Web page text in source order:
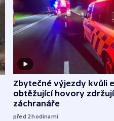
Zbytečné výjezdy kvůli
obtěžující hovory zdržují
záchranáře
před 2hodinami